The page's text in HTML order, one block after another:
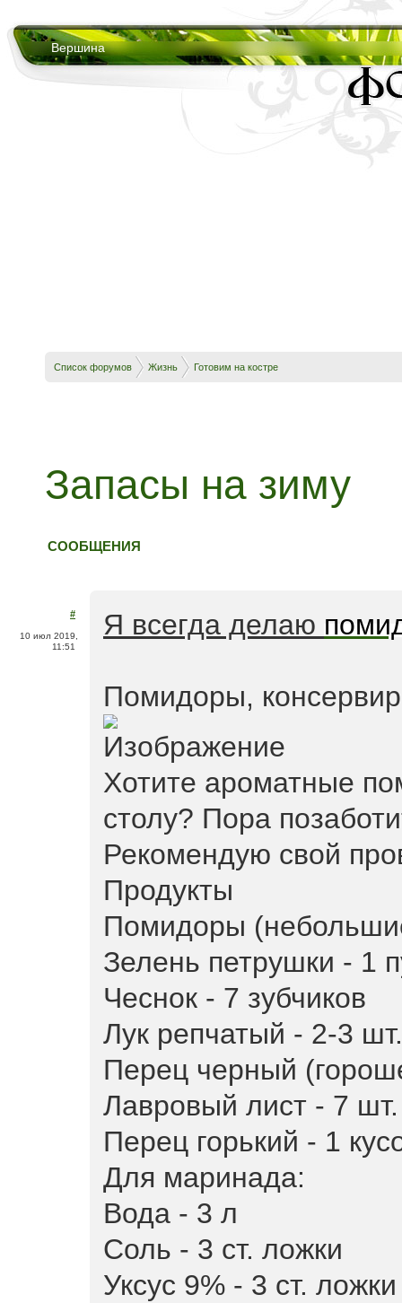
Вершина
Список форумов Жизнь Готовим на костре
Запасы на зиму
СООБЩЕНИЯ
#
10 июл 2019,
11:51
Я всегда делаю
Помидоры,
Хотите ароматные
столу? Пора
Рекомендую свой
Продукты
Помидоры
Зелень петрушки - 1
Чеснок - 7 зубчиков
Лук репчатый - 2-3 шт.
Перец черный
Лавровый лист - 7 шт.
Перец горький - 1
Для маринада:
Вода - 3 л
Соль - 3 ст. ложки
Уксус 9% - 3 ст. ложки